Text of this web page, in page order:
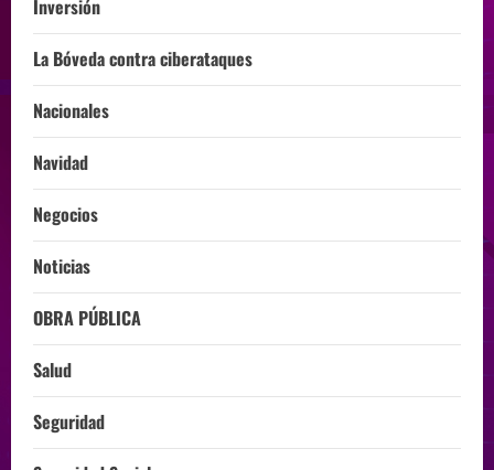
Inversión
La Bóveda contra ciberataques
Nacionales
Navidad
Negocios
Noticias
OBRA PÚBLICA
Salud
Seguridad